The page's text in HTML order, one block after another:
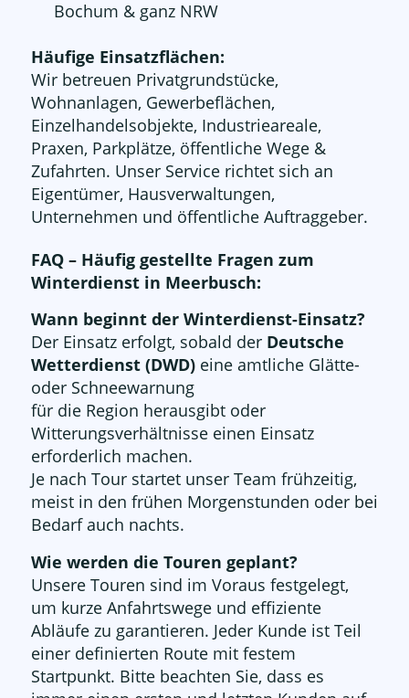
Bochum & ganz NRW
Häufige Einsatzflächen:
Wir betreuen Privatgrundstücke,
Wohnanlagen, Gewerbeflächen,
Einzelhandelsobjekte, Industrieareale,
Praxen, Parkplätze, öffentliche Wege &
Zufahrten. Unser Service richtet sich an
Eigentümer, Hausverwaltungen,
Unternehmen und öffentliche Auftraggeber.
FAQ – Häufig gestellte Fragen zum
Winterdienst in Meerbusch:
Wann beginnt der Winterdienst-Einsatz?
Der Einsatz erfolgt, sobald der Deutsche
Wetterdienst (DWD)eine amtliche Glätte-
oder Schneewarnung
für die Region herausgibt oder
Witterungsverhältnisse einen Einsatz
erforderlich machen.
Je nach Tour startet unser Team frühzeitig,
meist in den frühen Morgenstunden oder bei
Bedarf auch nachts.
Wie werden die Touren geplant?
Unsere Touren sind im Voraus festgelegt,
um kurze Anfahrtswege und effiziente
Abläufe zu garantieren. Jeder Kunde ist Teil
einer definierten Route mit festem
Startpunkt. Bitte beachten Sie, dass es